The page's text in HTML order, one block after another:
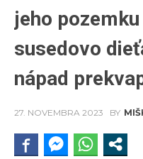
jeho
susedovo
nápad
27. NOVEMBRA 2023 BY